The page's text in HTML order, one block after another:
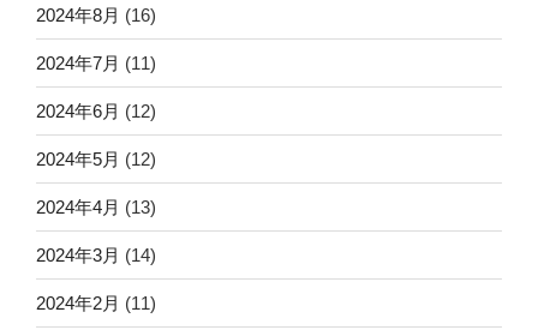
2024年8月 (16)
2024年7月 (11)
2024年6月 (12)
2024年5月 (12)
2024年4月 (13)
2024年3月 (14)
2024年2月 (11)